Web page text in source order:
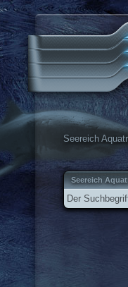
Seereich
Seereich
Der